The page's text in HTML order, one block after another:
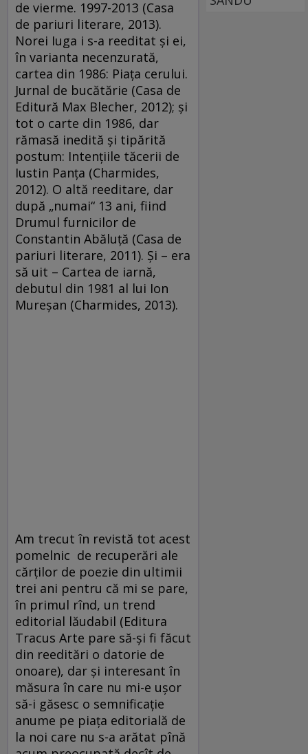
de vierme. 1997-2013 (Casa
de pariuri literare, 2013).
Norei Iuga i s-a reeditat şi ei,
în varianta necenzurată,
cartea din 1986: Piaţa cerului.
Jurnal de bucătărie (Casa de
Editură Max Blecher, 2012); şi
tot o carte din 1986, dar
rămasă inedită şi tipărită
postum: Intenţiile tăcerii de
Iustin Panţa (Charmides,
2012). O altă reeditare, dar
după „numai“ 13 ani, fiind
Drumul furnicilor de
Constantin Abăluţă (Casa de
pariuri literare, 2011). Şi – era
să uit – Cartea de iarnă,
debutul din 1981 al lui Ion
Mureşan (Charmides, 2013).
Am trecut în revistă tot acest
pomelnic de recuperări ale
cărţilor de poezie din ultimii
trei ani pentru că mi se pare,
în primul rînd, un trend
editorial lăudabil (Editura
Tracus Arte pare să-şi fi făcut
din reeditări o datorie de
onoare), dar şi interesant în
măsura în care nu mi-e uşor
să-i găsesc o semnificaţie
anume pe piaţa editorială de
la noi care nu s-a arătat pînă